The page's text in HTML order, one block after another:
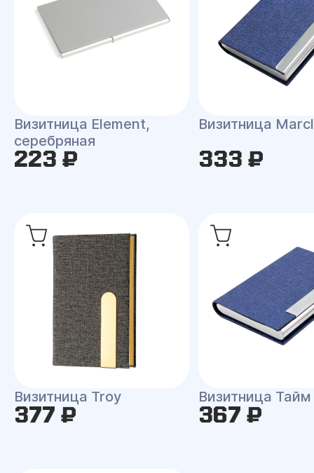
Визитница Element,
серебряная
223 ₽
Визитница
333 ₽
Визитница Troy
377 ₽
Визитница Тайм
367 ₽